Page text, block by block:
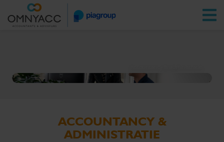
Vestigingen Zoeken
ACCOUNTANCY &
ADMINISTRATIE